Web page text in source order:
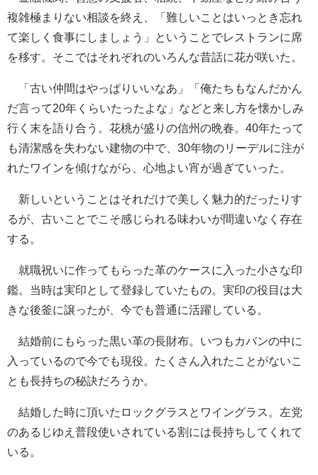
複雑極まりない相談を終え、「難しいことはいっとき忘れ
て楽しく食事にしましょう」ということでレストランに席
を移す。そこではそれぞれのいろんな昔話に花が咲いた。
「古い仲間はやっぱりいいなあ」「俺たちもなんだかん
だ言って20年くらいたったよな」などと来し方を懐かしみ
行く末を語り合う。花桃が盛りの信州の晩春。40年たって
も清潔感を失わない建物の中で、30年物のリーデルに注が
れたワインを傾けながら、心地よい宵が過ぎていった。
新しいということはそれだけで美しく魅力的だったりす
るが、古いことでこそ感じられる味わいが間違いなく存在
する。
就職祝いに作ってもらった革のケースに入った小さな印
鑑。当時は実印として登録していたもの。実印の役目は大
きな後釜に譲ったが、今でも普通に活躍している。
結婚前にもらった黒い革の長財布。いつもカバンの中に
入っているので今でも現役。たくさん入れたことがないこ
とも長持ちの秘訣だろうか。
結婚した時に頂いたロックグラスとワイングラス。左党
のあるじゆえ普段使いされている割には長持ちしてくれて
いる。